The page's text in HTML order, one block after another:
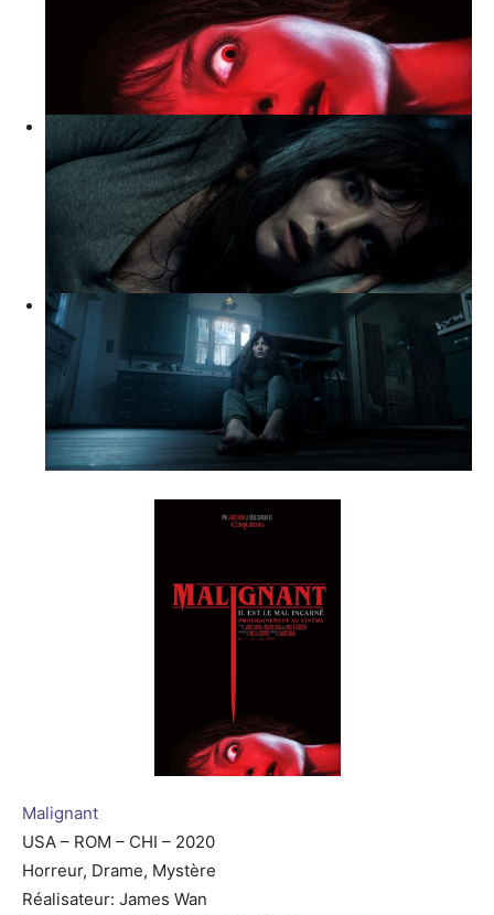
Malignant
USA – ROM – CHI – 2020
Horreur, Drame, Mystère
Réalisateur: James Wan